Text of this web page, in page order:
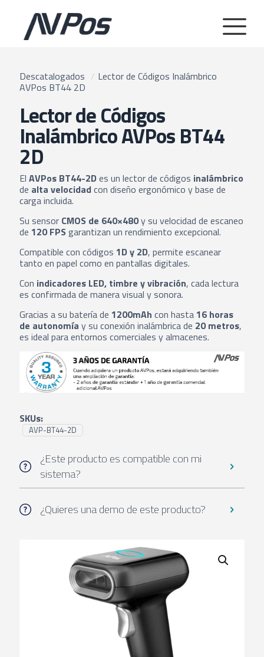
Descatalogados / Lector de Códigos Inalámbrico
AVPos BT44 2D
Lector de Códigos
Inalámbrico AVPos BT44
2D
El AVPos BT44-2Des un lector de códigos inalámbrico
de alta velocidadcon diseño ergonómico y base de
carga incluida.
Su sensor CMOS de 640×480y su velocidad de escaneo
de 120 FPSgarantizan un rendimiento excepcional.
Compatible con códigos 1D y 2D, permite escanear
tanto en papel como en pantallas digitales.
Con indicadores LED, timbre y vibración, cada lectura
es confirmada de manera visual y sonora.
Gracias a su batería de 1200mAh con hasta 16 horas
de autonomía y su conexión inalámbrica de 20 metros,
es ideal para entornos comerciales y almacenes.
SKUs:
AVP-BT44-2D
¿Este producto es compatible con mi
sistema?
¿Quieres una demo de este producto?